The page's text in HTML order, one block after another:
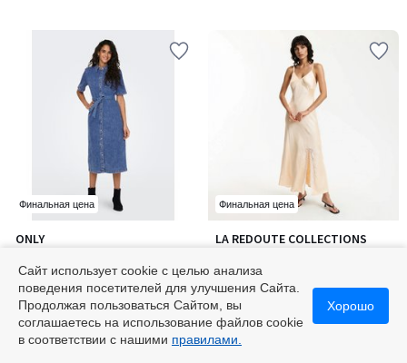
Финальная цена
ONLY
рукава, с поясом
7200 ₽-20%
5760 ₽
Финальная цена
LA REDOUTE COLLECTIONS
тонких бретелях
8400 ₽-25%
6300 ₽
Сайт использует cookie с целью анализа
поведения посетителей для улучшения Сайта.
Продолжая пользоваться Сайтом, вы
соглашаетесь на использование файлов cookie
в соответствии с нашими правилами.
Хорошо